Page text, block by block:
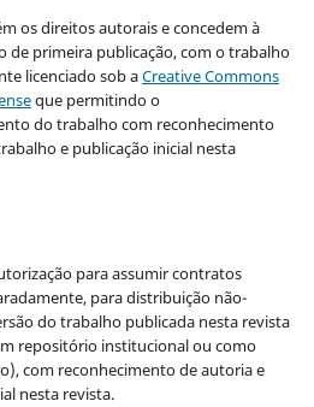
os direitos autorais e concedem à
de primeira publicação, com o trabalho
licenciado sob aCreative Commons
que permitindo o
do trabalho com reconhecimento
e publicação inicial nesta
para assumir contratos
para distribuição não-
do trabalho publicada nesta revista
repositório institucional ou como
com reconhecimento de autoria e
nesta revista.